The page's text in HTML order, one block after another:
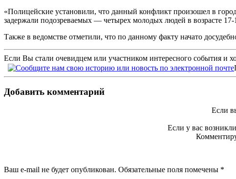
«Полицейские установили, что данный конфликт произошел в
задержали подозреваемых — четырех молодых людей в возрасте
Также в ведомстве отметили, что по данному факту начато
Если Вы стали очевидцем или участником интересного события и
Добавить комментарий
Если
Если у вас
Ваш e-mail не будет опубликован. Обязательные поля помечены *